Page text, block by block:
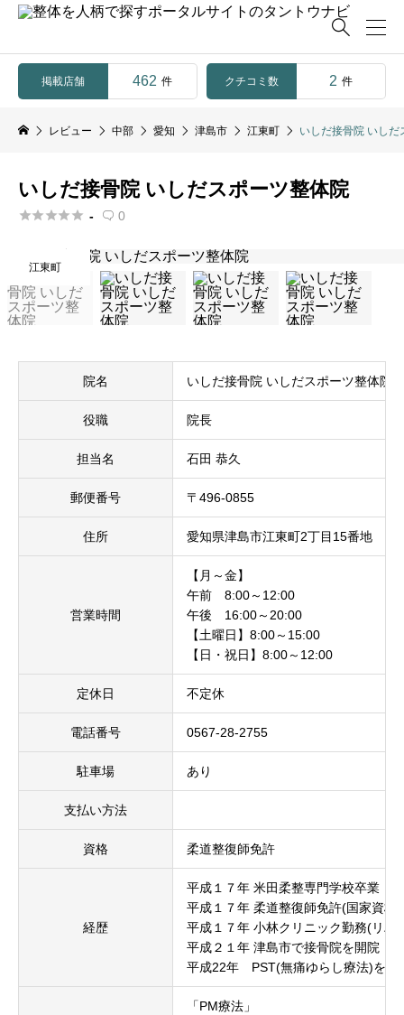

掲載店舗 462 件 クチコミ数 2 件
レビュー 中部 愛知 津島市 江東町 いしだ接骨院 いしだ
いしだ接骨院 いしだスポーツ整体院
 -  0
江東町
院名 いしだ接骨院 いしだスポーツ整体院
役職 院長
担当名 石田 恭久
郵便番号 〒496-0855
住所 愛知県津島市江東町2丁目15番地
営業時間
【月～金】
午前 8:00～12:00
午後 16:00～20:00
【土曜日】8:00～15:00
【日・祝日】8:00～12:00
定休日 不定休
電話番号 0567-28-2755
駐車場 あり
支払い方法
資格 柔道整復師免許
経歴
平成１７年 米田柔整専門学校卒業
平成１７年 柔道整復師免許(国家資格
平成１７年 小林クリニック勤務(リハ
平成２１年 津島市で接骨院を開院
平成22年 PST(無痛ゆらし療法)を学
「PM療法」